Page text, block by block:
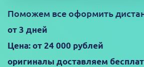
Поможем все оформить
от 3 дней
Цена: от 24 000 рублей
оригиналы доставляем